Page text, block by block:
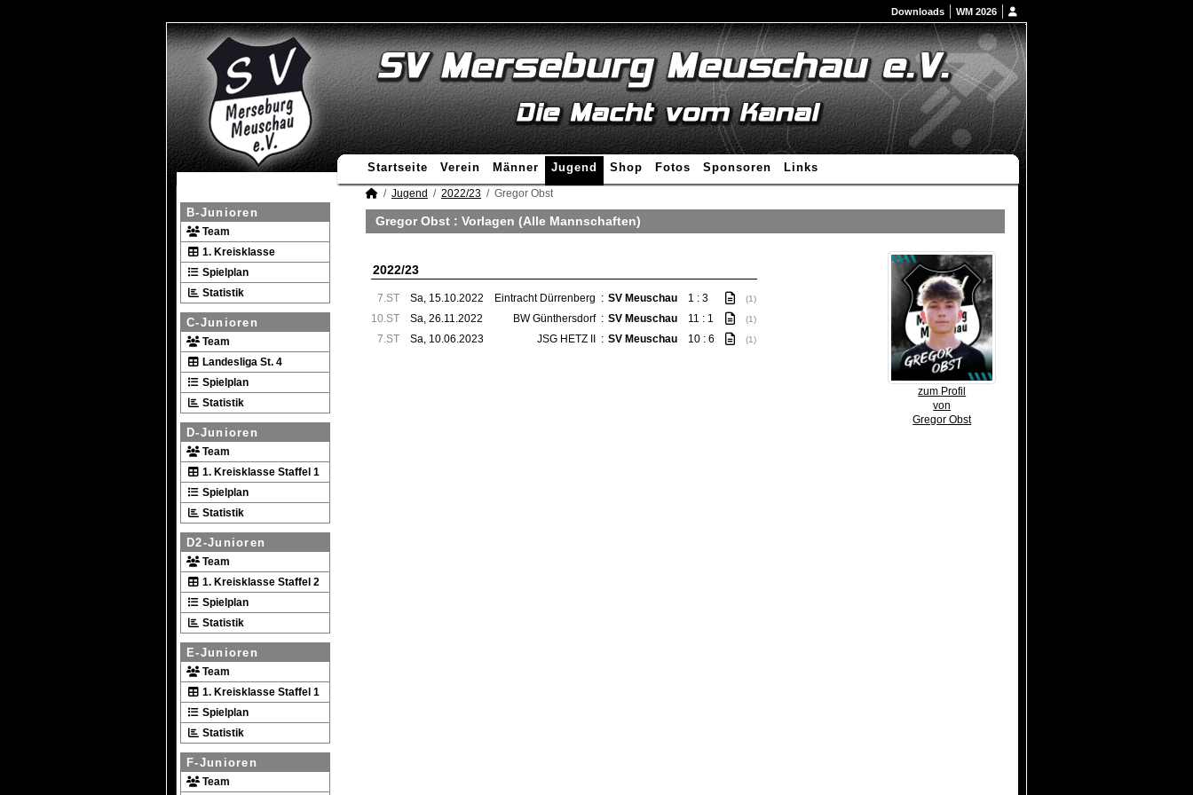
Downloads WM 2026
Startseite Verein Männer Jugend Shop Fotos Sponsoren Links
B-Junioren
Team
1. Kreisklasse
Spielplan
Statistik
C-Junioren
Team
Landesliga St. 4
Spielplan
Statistik
D-Junioren
Team
1. Kreisklasse Staffel 1
Spielplan
Statistik
D2-Junioren
Team
1. Kreisklasse Staffel 2
Spielplan
Statistik
E-Junioren
Team
1. Kreisklasse Staffel 1
Spielplan
Statistik
F-Junioren
Team
Jugend 2022/23 Gregor Obst
Gregor Obst : Vorlagen (Alle Mannschaften)
zum Profil
von
Gregor Obst
2022/23
7.ST Sa, 15.10.2022 Eintracht Dürrenberg : SV Meuschau 1 : 3 (1)
10.ST Sa, 26.11.2022 BW Günthersdorf : SV Meuschau 11 : 1 (1)
7.ST Sa, 10.06.2023 JSG HETZ II : SV Meuschau 10 : 6 (1)